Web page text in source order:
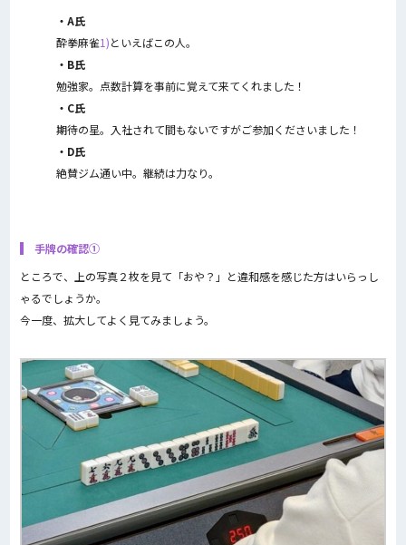
・A氏
酔拳麻雀1)といえばこの人。
・B氏
勉強家。点数計算を事前に覚えて来てくれました！
・C氏
期待の星。入社されて間もないですがご参加くださいました！
・D氏
絶賛ジム通い中。継続は力なり。
手牌の確認①
ところで、上の写真２枚を見て「おや？」と違和感を感じた方はいらっし
ゃるでしょうか。
今一度、拡大してよく見てみましょう。